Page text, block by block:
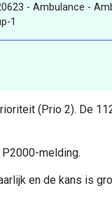
- Ambulance -
1
(Prio 2). De
melding.
en de kans is